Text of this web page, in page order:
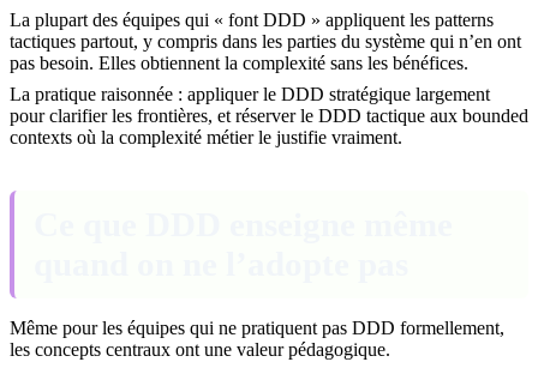
La plupart des équipes qui « font DDD » appliquent les patterns
tactiques partout, y compris dans les parties du système qui n’en ont
pas besoin. Elles obtiennent la complexité sans les bénéfices.
La pratique raisonnée : appliquer le DDD stratégique largement
pour clarifier les frontières, et réserver le DDD tactique aux bounded
contexts où la complexité métier le justifie vraiment.
Même pour les équipes qui ne pratiquent pas DDD formellement,
les concepts centraux ont une valeur pédagogique.